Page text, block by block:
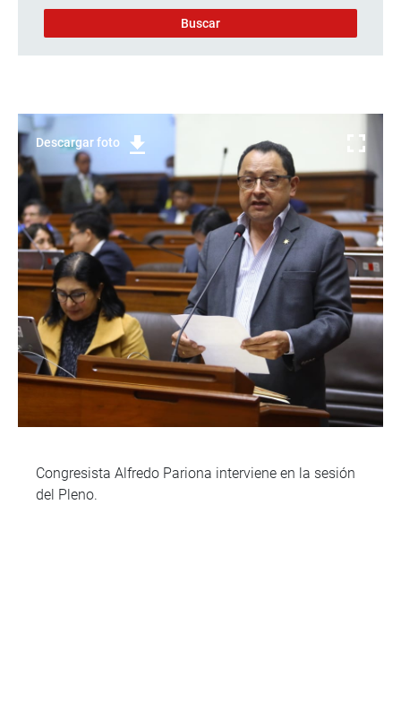
Descargar foto
Congresista Alfredo Pariona interviene en la sesión
del Pleno.